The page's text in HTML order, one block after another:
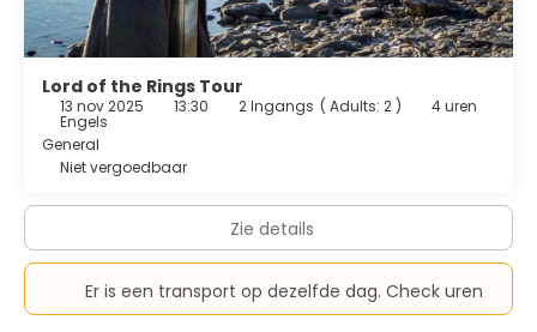
Lord of the Rings Tour
13 nov 2025 13:30 2 Ingangs ( Adults: 2 ) 4 uren
Engels
General
Niet vergoedbaar
Zie details
Er is een transport op dezelfde dag. Check uren